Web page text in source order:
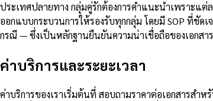
ประเทศปลายทาง กลุ่มคู่รักต้องการคำแนะนำเพราะแต่
ออกแบบกระบวนการให้รองรับทุกกลุ่ม โดยมี SOP ที่ชั
กรณี — ซึ่งเป็นหลักฐานยืนยันความน่าเชื่อถือของเอกสา
ค่าบริการและระยะเวลา
ค่าบริการของเราเริ่มต้นที่ สอบถามราคาต่อเอกสารส